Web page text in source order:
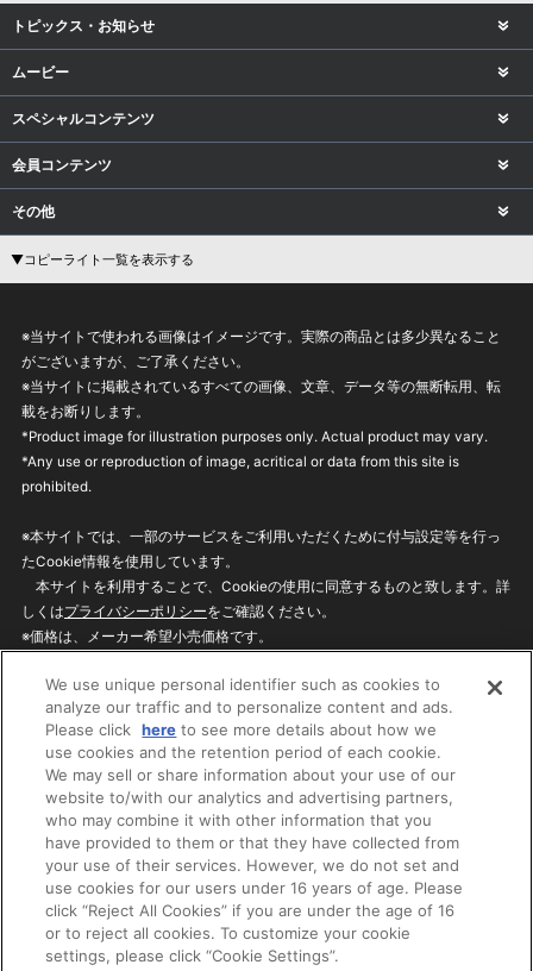
トピックス・お知らせ
ムービー
スペシャルコンテンツ
会員コンテンツ
その他
▼コピーライト一覧を表示する
※当サイトで使われる画像はイメージです。実際の商品とは多少異なること
がございますが、ご了承ください。
※当サイトに掲載されているすべての画像、文章、データ等の無断転用、転
載をお断りします。
*Product image for illustration purposes only. Actual product may vary.
*Any use or reproduction of image, acritical or data from this site is
prohibited.
※本サイトでは、一部のサービスをご利用いただくために付与設定等を行っ
たCookie情報を使用しています。
本サイトを利用することで、Cookieの使用に同意するものと致します。詳
しくはプライバシーポリシーをご確認ください。
※価格は、メーカー希望小売価格です。
ざいますのでご了承ください。
privacypolicy
Do Not Sell or Share My
Personal Information
ウェブサイトご利用条件
ソーシャルメディアポリシー
個人情報保護方針
お問い合わせ
©BANDAI
We use unique personal identifier such as cookies to
analyze our traffic and to personalize content and ads.
Please click here to see more details about how we
use cookies and the retention period of each cookie.
We may sell or share information about your use of our
website to/with our analytics and advertising partners,
who may combine it with other information that you
have provided to them or that they have collected from
your use of their services. However, we do not set and
use cookies for our users under 16 years of age. Please
click “Reject All Cookies” if you are under the age of 16
or to reject all cookies. To customize your cookie
settings, please click “Cookie Settings”.